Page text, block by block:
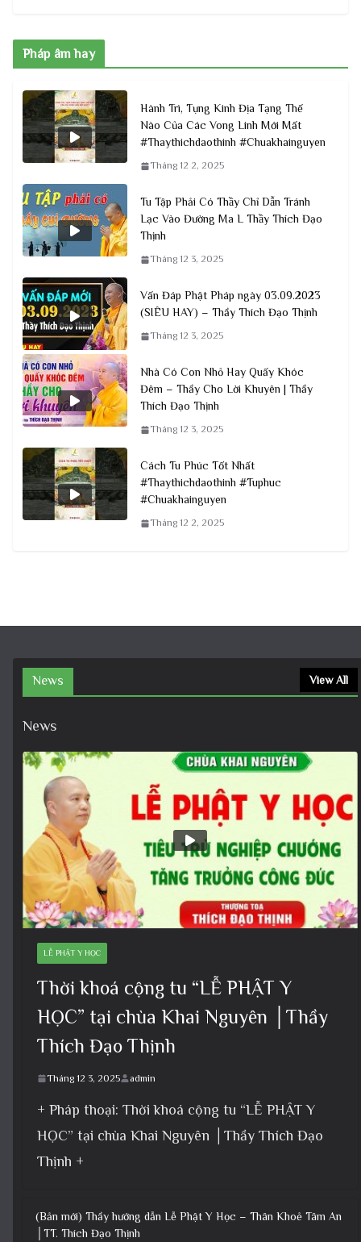
Pháp âm hay
Hành Trì, Tụng Kinh Địa Tạng Thế
Nào Của Các Vong Linh Mới Mất
#Thaythichdaothinh #Chuakhainguyen
Tháng 12 2, 2025
Tu Tập Phải Có Thầy Chỉ Dẫn Tránh
Lạc Vào Đường Ma L Thầy Thích Đạo
Thịnh
Tháng 12 3, 2025
Vấn Đáp Phật Pháp ngày 03.09.2023
(SIÊU HAY) – Thầy Thích Đạo Thịnh
Tháng 12 3, 2025
Nhà Có Con Nhỏ Hay Quấy Khóc
Đêm – Thầy Cho Lời Khuyên | Thầy
Thích Đạo Thịnh
Tháng 12 3, 2025
Cách Tu Phúc Tốt Nhất
#Thaythichdaothinh #Tuphuc
#Chuakhainguyen
Tháng 12 2, 2025
News View All
News
LỄ PHẬT Y HỌC
Thời khoá cộng tu “LỄ PHẬT Y
HỌC” tại chùa Khai Nguyên │Thầy
Thích Đạo Thịnh
Tháng 12 3, 2025 admin
+ Pháp thoại: Thời khoá cộng tu “LỄ PHẬT Y
HỌC” tại chùa Khai Nguyên │Thầy Thích Đạo
Thịnh +
(Bản mới) Thầy hướng dẫn Lễ Phật Y Học – Thân Khoẻ Tâm An
│TT. Thích Đạo Thịnh